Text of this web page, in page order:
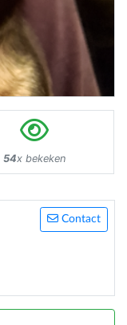
54x bekeken
Contact